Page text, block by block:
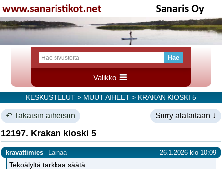
Valikko
KESKUSTELUT > MUUT AIHEET > KRAKAN KIOSKI 5
↶ Takaisin aiheisiin Siirry alalaitaan ↓
12197. Krakan kioski 5
kravattimies Lainaa 26.1.2026 klo 10:09
Tekoälyltä tarkkaa säätä: